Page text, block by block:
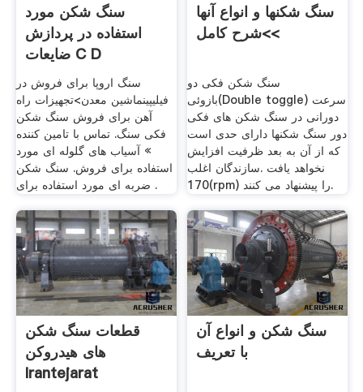
سنگ شکن مورد
استفاده در پردازش
ضایعات C D
سنگ اروپا برای فروش در
فیلیپینماشین معدن>تجهیزات راه
آهن برای فروش سنگ شکن
فکی سنگ. تماس با تامین کننده
» آسیاب های گلوله ای مورد
استفاده برای فروش. سنگ شکن
ضربه ای مورد استفاده برای .
سنگ شکنها و انواع آنها
>شرح کامل<
سنگ شکن فکی دو
بازوئی(Double toggle) سرعت
دورانی در سنگ شکن های فکی
دور سنگ شکنها دارای حدی است
که از آن به بعد ظرفیت افزایش
نخواهد یافت .سازندگان اغلب
170(rpm) را پیشنهاد می کنند.
قطعات سنگ شکن
های هیدروکن
Irantejarat
سنگ شکن و انواع آن
با تعریف